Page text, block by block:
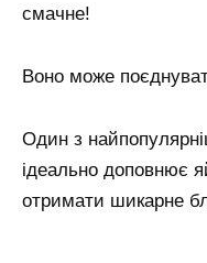
смачне!
Воно може
Один з
ідеально доповнює
отримати шикарне